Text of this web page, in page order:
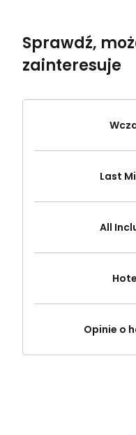
Sprawdź,
zainteresuje
Last
All
Opinie o